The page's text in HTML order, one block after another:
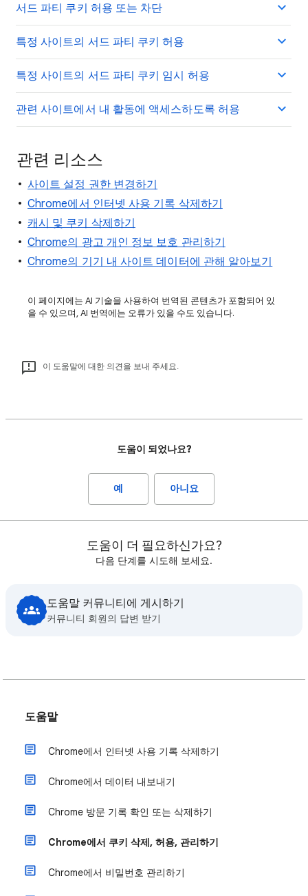
서드 파티 쿠키 허용 또는 차단
특정 사이트의 서드 파티 쿠키 허용
특정 사이트의 서드 파티 쿠키 임시 허용
관련 사이트에서 내 활동에 액세스하도록 허용
관련 리소스
사이트 설정 권한 변경하기
Chrome에서 인터넷 사용 기록 삭제하기
캐시 및 쿠키 삭제하기
Chrome의 광고 개인 정보 보호 관리하기
Chrome의 기기 내 사이트 데이터에 관해 알아보기
이 페이지에는 AI 기술을 사용하여 번역된 콘텐츠가 포함되어 있
을 수 있으며, AI 번역에는 오류가 있을 수도 있습니다.
이 도움말에 대한 의견을 보내 주세요.
도움이 되었나요?
예 아니요
도움이 더 필요하신가요?
다음 단계를 시도해 보세요.
도움말 커뮤니티에 게시하기
커뮤니티 회원의 답변 받기
도움말
Chrome에서 인터넷 사용 기록 삭제하기
Chrome에서 데이터 내보내기
Chrome 방문 기록 확인 또는 삭제하기
Chrome에서 쿠키 삭제, 허용, 관리하기
Chrome에서 비밀번호 관리하기